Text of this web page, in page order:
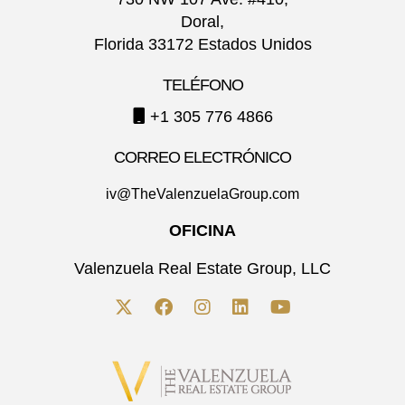
Doral,
Florida 33172 Estados Unidos
TELÉFONO
+1 305 776 4866
CORREO ELECTRÓNICO
iv@TheValenzuelaGroup.com
OFICINA
Valenzuela Real Estate Group, LLC